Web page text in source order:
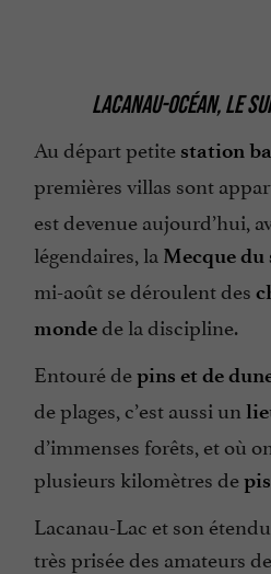
LACANAU-OCÉAN, LE
Au départ petite station
premières villas sont
est devenue aujourd’hui,
légendaires, la Mecque du
mi-août se déroulent des
mondede la discipline.
Entouré depins et de
de plages, c’est aussi un
d’immenses forêts, et où
plusieurs kilomètres de
Lacanau-Lac et son
très prisée des amateurs de